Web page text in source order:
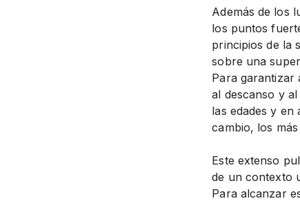
Además de los
los puntos
principios de la
sobre una
Para garantizar
al descanso y
las edades y
cambio, los
Este extenso
de un contexto
Para alcanzar